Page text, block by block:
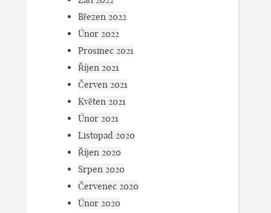
Březen 2022
Únor 2022
Prosinec 2021
Říjen 2021
Červen 2021
Květen 2021
Únor 2021
Listopad 2020
Říjen 2020
Srpen 2020
Červenec 2020
Únor 2020